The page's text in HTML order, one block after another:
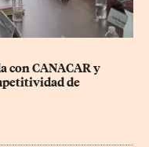
con CANACAR y
de